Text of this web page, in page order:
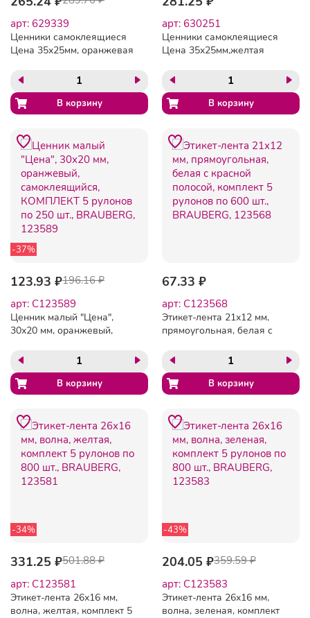
арт: 629339
Ценники самоклеящиеся
Цена 35x25мм, оранжевая
арт: 630251
Ценники самоклеящиеся
Цена 35x25мм,желтая
-37%
123.93 ₽196.16 ₽
арт: C123589
Ценник малый "Цена",
30х20 мм, оранжевый,
КОМПЛЕКТ 5 рулонов по
250 шт., BRAUBERG,
123589
67.33 ₽
арт: C123568
Этикет-лента 21х12 мм,
прямоугольная, белая с
комплект 5 рулонов по
600 шт., BRAUBERG,
123568
-34%
331.25 ₽501.88 ₽
арт: C123581
Этикет-лента 26х16 мм,
волна, желтая, комплект 5
-43%
204.05 ₽359.59 ₽
арт: C123583
Этикет-лента 26х16 мм,
волна, зеленая, комплект